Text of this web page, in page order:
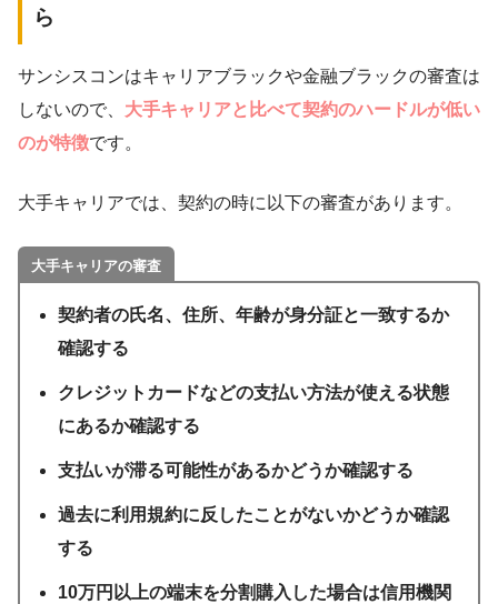
ら
サンシスコンはキャリアブラックや金融ブラックの審査は
しないので、 大手キャリアと比べて契約のハードルが低い
のが特徴です。
大手キャリアでは、契約の時に以下の審査があります。
大手キャリアの審査
契約者の氏名、住所、年齢が身分証と一致するか
確認する
クレジットカードなどの支払い方法が使える状態
にあるか確認する
支払いが滞る可能性があるかどうか確認する
過去に利用規約に反したことがないかどうか確認
する
10万円以上の端末を分割購入した場合は信用機関